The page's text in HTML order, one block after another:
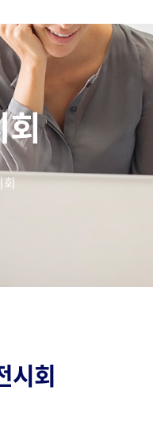
회
회
시회